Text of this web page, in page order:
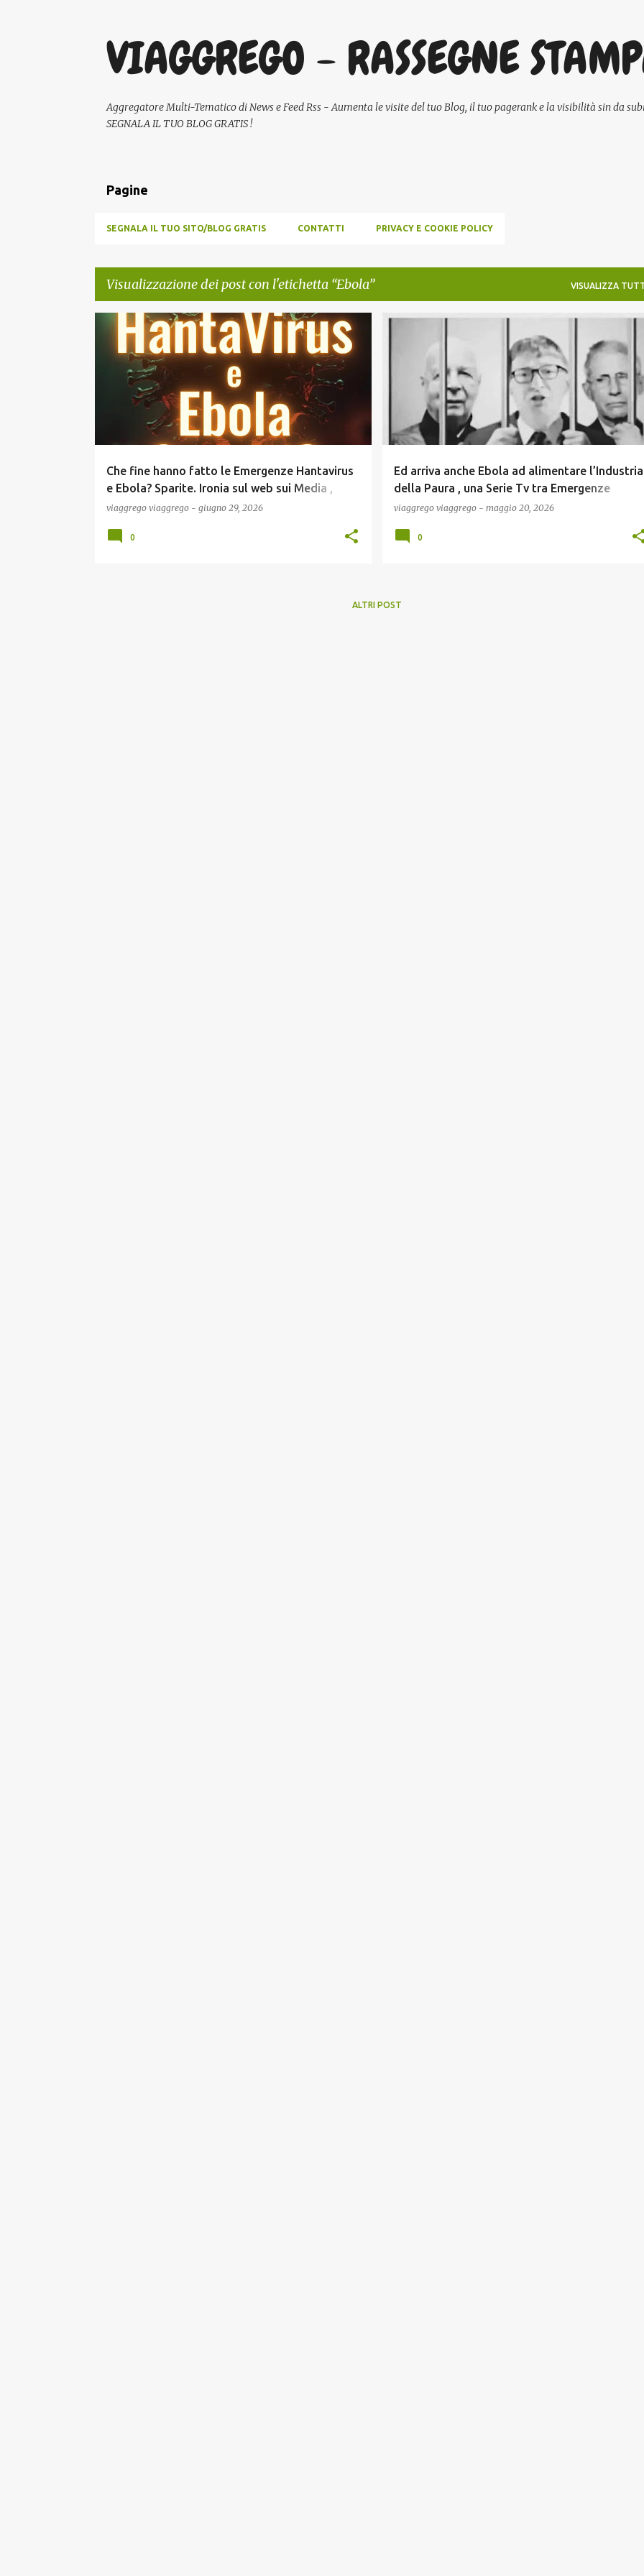
VIAGGREGO - RASSEGNE
Aggregatore Multi-Tematico di News e Feed Rss - Aumenta le visite del tuo Blog, il tuo pagerank e la visibilità sin da
SEGNALA IL TUO BLOG GRATIS !
Pagine
SEGNALA IL TUO SITO/BLOG GRATIS CONTATTI PRIVACY E COOKIE POLICY
Visualizzazione dei post con l'etichetta Ebola VISUALIZZA
Che fine hanno fatto le Emergenze Hantavirus
e Ebola? Sparite. Ironia sul web sui Media ,
buoni solo per “Incartare il Pesce…” (VIDEO ) !
viaggrego viaggrego - giugno 29, 2026
COMUNICAZIONE ECONOMIA GOSSIP +1
0
Ed arriva anche Ebola ad alimentare l’Industria
della Paura , una Serie Tv tra Emergenze
Create ad Hoc , Fake News e Reality Mediatici !
viaggrego viaggrego - maggio 20, 2026
COMUNICAZIONE EBOLA
0
ALTRI POST